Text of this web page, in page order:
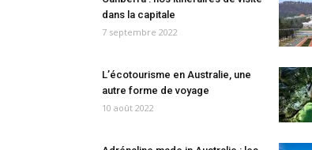
dans la capitale
7 septembre 2022
L’écotourisme en Australie, une
autre forme de voyage
10 août 2022